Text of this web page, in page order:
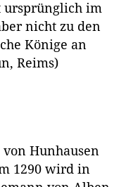
ursprünglich im
nicht zu den
Könige an
Reims)
Hunhausen
1290 wird in